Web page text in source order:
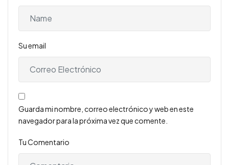
Su email
Guarda mi nombre, correo electrónico y web en este
navegador para la próxima vez que comente.
Tu Comentario